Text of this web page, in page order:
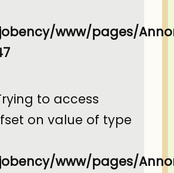
www/pages/
to access
on value of type
www/pages/